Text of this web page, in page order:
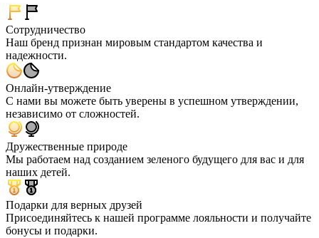
Сотрудничество
Наш бренд признан мировым стандартом качества и
надежности.
Онлайн-утверждение
С нами вы можете быть уверены в успешном утверждении,
независимо от сложностей.
Дружественные природе
Мы работаем над созданием зеленого будущего для вас и для
наших детей.
Подарки для верных друзей
Присоединяйтесь к нашей программе лояльности и получайте
бонусы и подарки.